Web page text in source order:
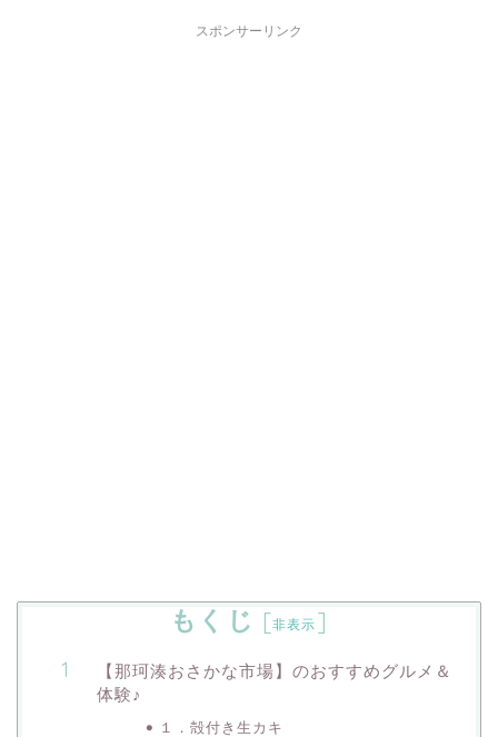
スポンサーリンク
もくじ [非表示 ]
【那珂湊おさかな市場】のおすすめグルメ＆
体験♪
１．殻付き生カキ